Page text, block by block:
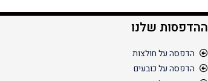
ההדפסות שלנו
הדפסה על חולצות
הדפסה על כובעים